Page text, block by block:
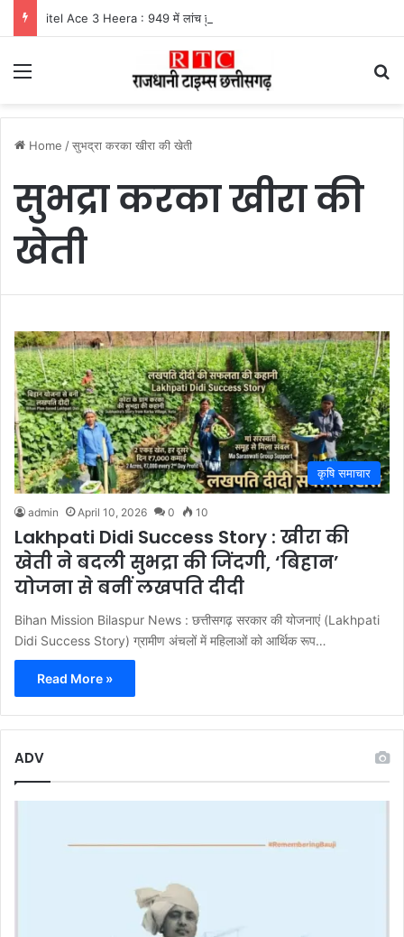
Menu
Home /सुभद्रा करका खीरा की खेती
सुभद्रा करका खीरा की
खेती
कृषि समाचार
admin April 10, 2026 0 10
Lakhpati Didi Success Story : खीरा की
खेती ने बदली सुभद्रा की जिंदगी, ‘बिहान’
योजना से बनीं लखपति दीदी
Bihan Mission Bilaspur News : छत्तीसगढ़ सरकार की योजनाएं (Lakhpati
Didi Success Story) ग्रामीण अंचलों में महिलाओं को आर्थिक रूप…
Read More »
ADV